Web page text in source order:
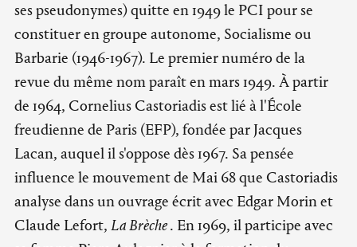
ses pseudonymes) quitte en 1949 le PCI pour se
constituer en groupe autonome, Socialisme ou
Barbarie (1946-1967). Le premier numéro de la
revue du même nom paraît en mars 1949. À partir
de 1964, Cornelius Castoriadis est lié à l'École
freudienne de Paris (EFP), fondée par Jacques
Lacan, auquel il s'oppose dès 1967. Sa pensée
influence le mouvement de Mai 68 que Castoriadis
analyse dans un ouvrage écrit avec Edgar Morin et
Claude Lefort, La Brèche. En 1969, il participe avec